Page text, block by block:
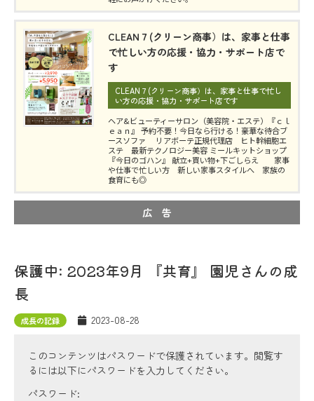
CLEAN７(クリーン商事）は、家事と仕事
で忙しい方の応援・協力・サポート店で
す
CLEAN７(クリーン商事）は、家事と仕事で忙し
い方の応援・協力・サポート店です
ヘア&ビューティーサロン（美容院・エステ）『ｃｌ
ｅａｎ』 予約不要！今日なら行ける！豪華な待合ブ
ースソファ リアボーテ正規代理店 ヒト幹細胞エ
ステ 最新テクノロジー美容 ミールキットショップ
『今日のゴハン』 献立+買い物+下ごしらえ 家事
や仕事で忙しい方 新しい家事スタイルへ 家族の
食育にも◎
広 告
保護中: 2023年9月 『共育』 園児さんの成
長
成長の記録 2023-08-28
このコンテンツはパスワードで保護されています。閲覧す
るには以下にパスワードを入力してください。
パスワード: